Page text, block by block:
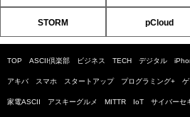
STORM pCloud
TOP ASCII倶楽部 ビジネス TECH デジタル
アキバ スマホ スタートアップ プログラミング+
家電ASCII アスキーグルメ MITTR IoT サイバーセ